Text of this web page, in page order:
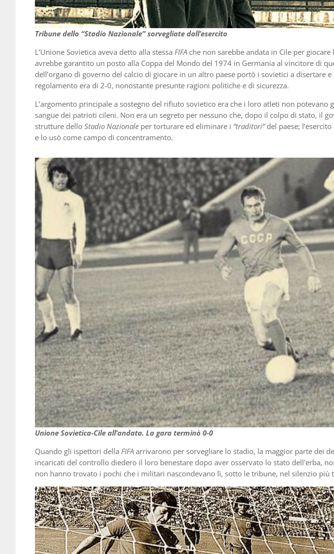
Tribune dello “Stadio Nazionale” sorvegliate dall’esercito
L’Unione Sovietica aveva detto alla stessa FIFA che non sarebbe andata in Cile per
avrebbe garantito un posto alla Coppa del Mondo del 1974 in Germania al vincitore di
dell’organo di governo del calcio di giocare in un altro paese portò i sovietici a disertare
regolamento era di 2-0, nonostante presunte ragioni politiche e di sicurezza.
L’argomento principale a sostegno del rifiuto sovietico era che i loro atleti non potevano
sangue dei patrioti cileni. Non era un segreto per nessuno che, dopo il colpo di stato, il
strutture dello Stadio Nazionale per torturare ed eliminare i “traditori”del paese;
e lo usò come campo di concentramento.
Unione Sovietica-Cile all’andata. La gara terminò 0-0
Quando gli ispettori della FIFA arrivarono per sorvegliare lo stadio, la maggior parte dei
incaricati del controllo diedero il loro benestare dopo aver osservato lo stato dell’erba,
non hanno trovato i pochi che i militari nascondevano lì, sotto le tribune, nel silenzio più